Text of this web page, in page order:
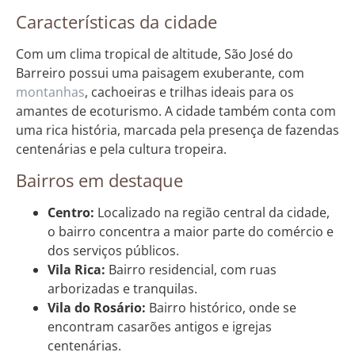
Características da cidade
Com um clima tropical de altitude, São José do
Barreiro possui uma paisagem exuberante, com
montanhas, cachoeiras e trilhas ideais para os
amantes de ecoturismo. A cidade também conta com
uma rica história, marcada pela presença de fazendas
centenárias e pela cultura tropeira.
Bairros em destaque
Centro: Localizado na região central da cidade,
o bairro concentra a maior parte do comércio e
dos serviços públicos.
Vila Rica: Bairro residencial, com ruas
arborizadas e tranquilas.
Vila do Rosário: Bairro histórico, onde se
encontram casarões antigos e igrejas
centenárias.